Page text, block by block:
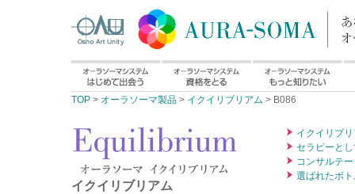
TOP > オーラソーマ製品 > イクイリブリアム > B086
イクイリブリアム
イクイリブ
セラピーと
コンサルテ
選ばれたボ